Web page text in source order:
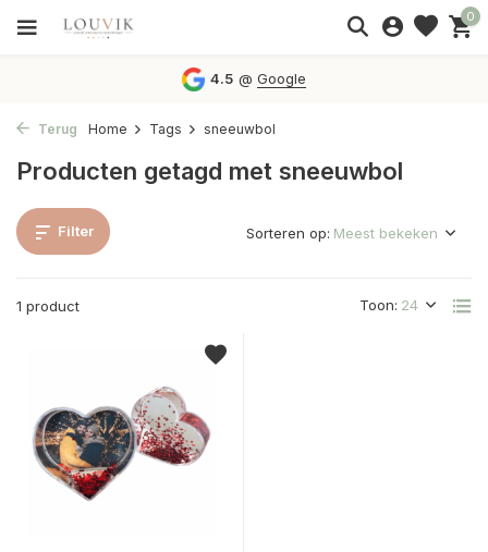
0
4.5 @Google
Terug Home Tags sneeuwbol
Producten getagd met sneeuwbol
Filter
1 product Toon:
Sorteren op: